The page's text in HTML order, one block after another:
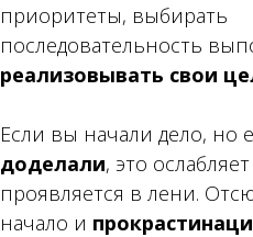
приоритеты, выбирать
последовательность
реализовывать свои
Если вы начали дело, но
доделали, это
проявляется в лени.
начало и